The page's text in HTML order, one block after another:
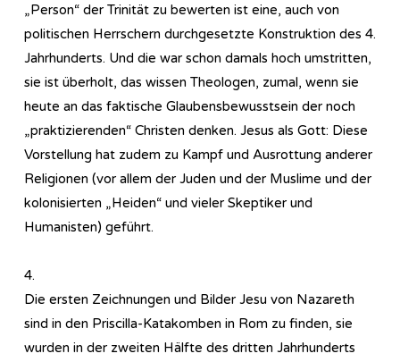
„Person“ der Trinität zu bewerten ist eine, auch von
politischen Herrschern durchgesetzte Konstruktion des 4.
Jahrhunderts. Und die war schon damals hoch umstritten,
sie ist überholt, das wissen Theologen, zumal, wenn sie
heute an das faktische Glaubensbewusstsein der noch
„praktizierenden“ Christen denken. Jesus als Gott: Diese
Vorstellung hat zudem zu Kampf und Ausrottung anderer
Religionen (vor allem der Juden und der Muslime und der
kolonisierten „Heiden“ und vieler Skeptiker und
Humanisten) geführt.
4.
Die ersten Zeichnungen und Bilder Jesu von Nazareth
sind in den Priscilla-Katakomben in Rom zu finden, sie
wurden in der zweiten Hälfte des dritten Jahrhunderts